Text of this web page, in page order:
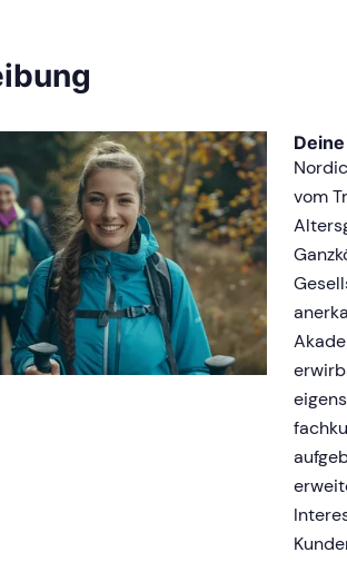
vom